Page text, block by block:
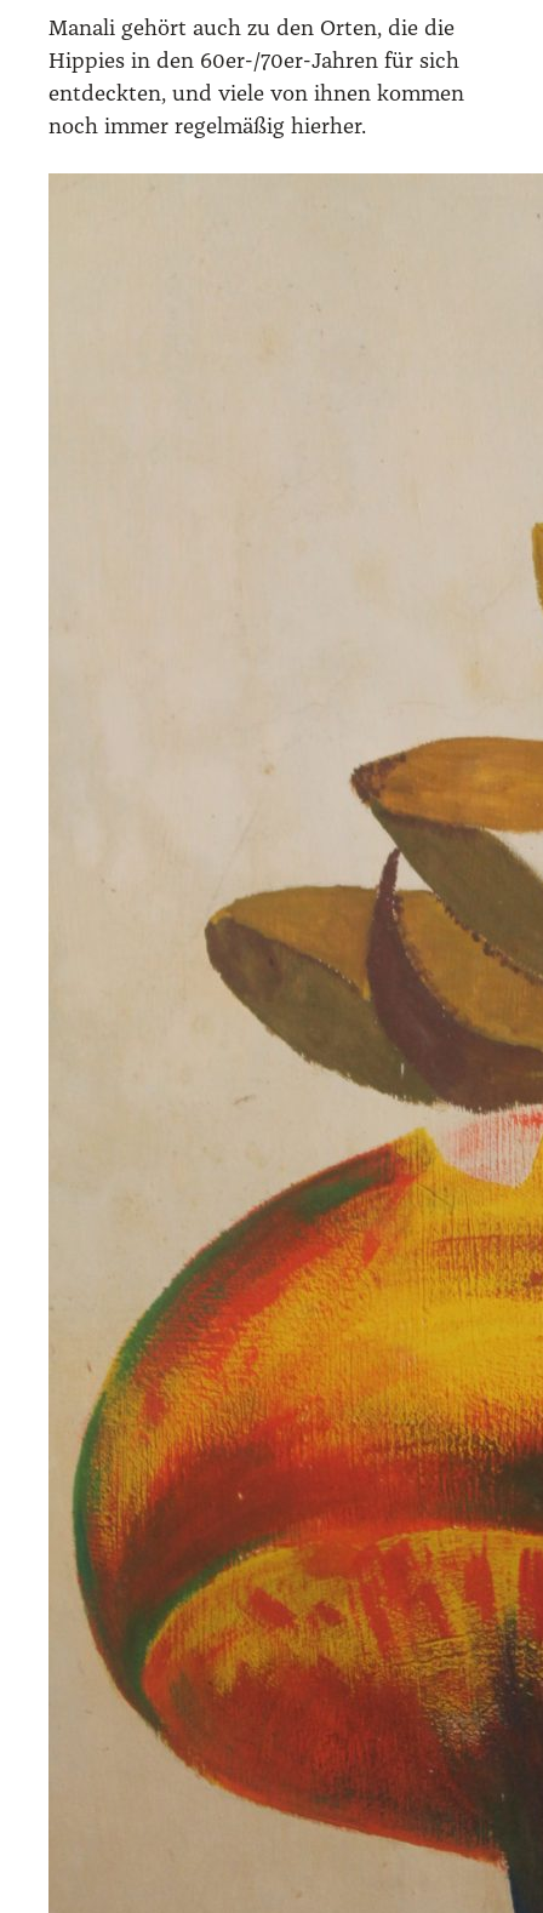
Mana­li gehört auch zu den Orten, die die
Hip­pies in den 60er-/70er-Jah­ren für sich
ent­deck­ten, und vie­le von ihnen kom­men
noch immer regel­mä­ßig hier­her.